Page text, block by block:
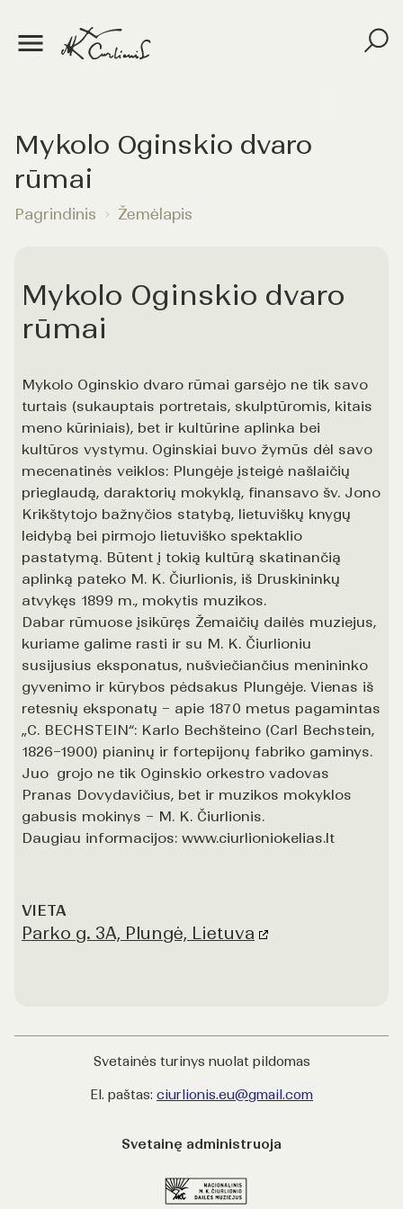
Mykolo Oginskio dvaro
rūmai
Pagrindinis Žemėlapis
Mykolo Oginskio dvaro
rūmai
Mykolo Oginskio dvaro rūmai garsėjo ne tik savo
turtais (sukauptais portretais, skulptūromis, kitais
meno kūriniais), bet ir kultūrine aplinka bei
kultūros vystymu. Oginskiai buvo žymūs dėl savo
mecenatinės veiklos: Plungėje įsteigė našlaičių
prieglaudą, daraktorių mokyklą, finansavo šv. Jono
Krikštytojo bažnyčios statybą, lietuviškų knygų
leidybą bei pirmojo lietuviško spektaklio
pastatymą. Būtent į tokią kultūrą skatinančią
aplinką pateko M. K. Čiurlionis, iš Druskininkų
atvykęs 1899 m., mokytis muzikos.
Dabar rūmuose įsikūręs Žemaičių dailės muziejus,
kuriame galime rasti ir su M. K. Čiurlioniu
susijusius eksponatus, nušviečiančius menininko
gyvenimo ir kūrybos pėdsakus Plungėje. Vienas iš
retesnių eksponatų – apie 1870 metus pagamintas
„C. BECHSTEIN“: Karlo Bechšteino (Carl Bechstein,
1826–1900) pianinų ir fortepijonų fabriko gaminys.
Juo grojo ne tik Oginskio orkestro vadovas
Pranas Dovydavičius, bet ir muzikos mokyklos
gabusis mokinys – M. K. Čiurlionis.
Daugiau informacijos: www.ciurlioniokelias.lt
VIETA
Parko g. 3A, Plungė, Lietuva
Svetainės turinys nuolat pildomas
El. paštas: ciurlionis.eu@gmail.com
Svetainę administruoja